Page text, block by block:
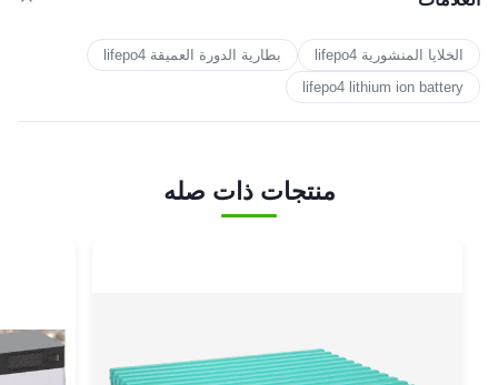
الخلايا المنشورية lifepo4
بطارية الدورة العميقة lifepo4
lifepo4 lithium ion battery
منتجات ذات صله